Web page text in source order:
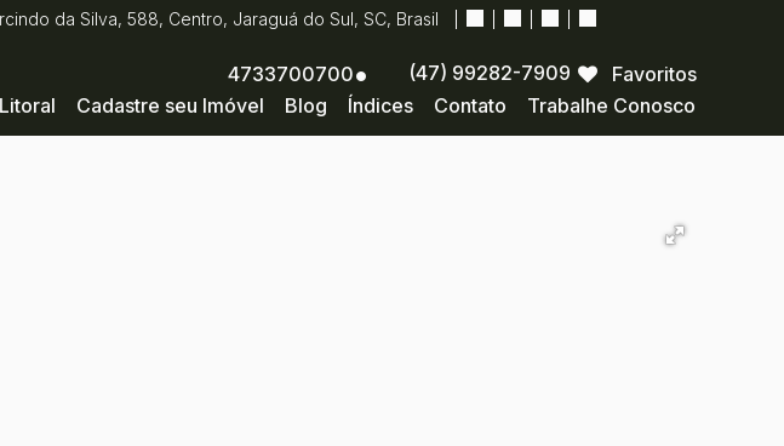
da Silva, 588, Centro, Jaraguá do Sul, SC, Brasil
Trabalhe Conosco
Contato
Índices
Blog
Cadastre seu Imóvel
Litoral
Favoritos
4733700700 (47) 99282-7909